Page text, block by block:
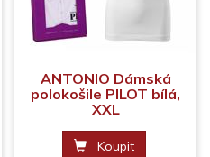
ANTONIO Dámská
polokošile PILOT bílá,
XXL
Koupit